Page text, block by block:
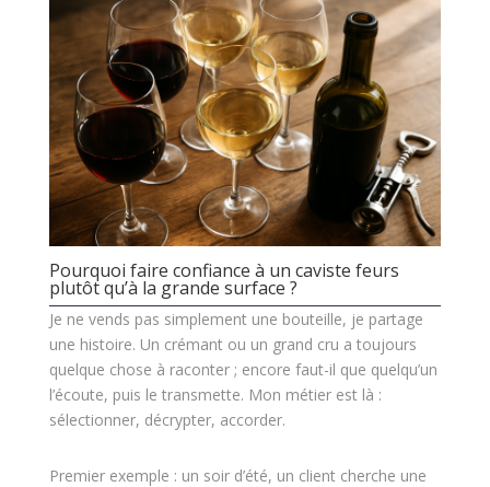
Pourquoi faire confiance à un caviste feurs
plutôt qu’à la grande surface ?
Je ne vends pas simplement une bouteille, je partage
une histoire. Un crémant ou un grand cru a toujours
quelque chose à raconter ; encore faut-il que quelqu’un
l’écoute, puis le transmette. Mon métier est là :
sélectionner, décrypter, accorder.
Premier exemple : un soir d’été, un client cherche une